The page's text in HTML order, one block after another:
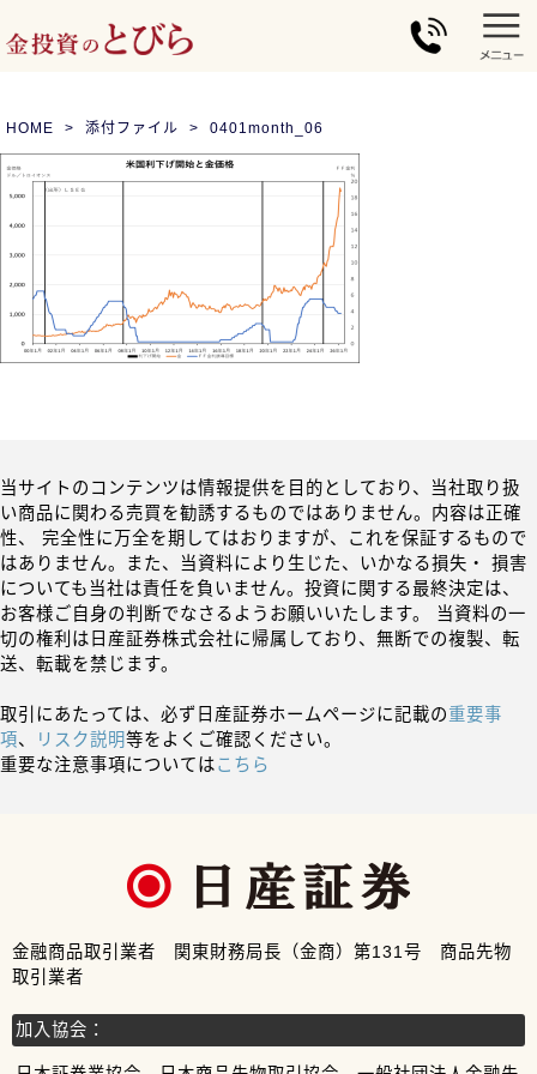
HOME 添付ファイル 0401month_06
当サイトのコンテンツは情報提供を目的としており、当社取り扱
い商品に関わる売買を勧誘するものではありません。内容は正確
性、 完全性に万全を期してはおりますが、これを保証するもので
はありません。また、当資料により生じた、いかなる損失・ 損害
についても当社は責任を負いません。投資に関する最終決定は、
お客様ご自身の判断でなさるようお願いいたします。 当資料の一
切の権利は日産証券株式会社に帰属しており、無断での複製、転
送、転載を禁じます。
取引にあたっては、必ず日産証券ホームページに記載の重要事
項、 リスク説明等をよくご確認ください。
重要な注意事項についてはこちら
金融商品取引業者 関東財務局長（金商）第131号 商品先物
取引業者
加入協会：